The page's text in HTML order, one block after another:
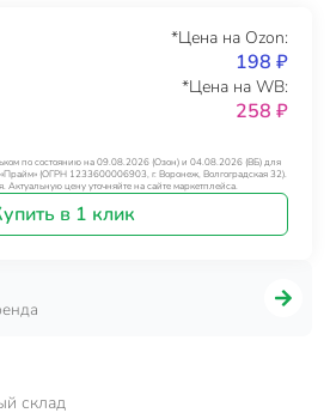
*Цена на Ozon:
198 ₽
*Цена на WB:
258 ₽
по состоянию на 09.08.2026 (Озон) и 04.08.2026 (ВБ) для
(ОГРН 1233600006903, г. Воронеж, Волгоградская 32).
Актуальную цену уточняйте на сайте маркетплейса.
в 1 клик
склад